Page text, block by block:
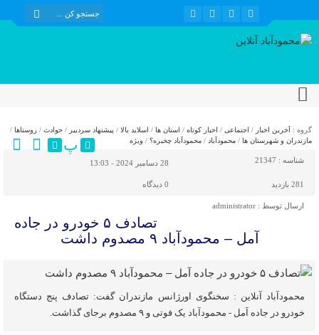
گروه : آخرین اخبار / اجتماعی / اخبار کوتاه / استان ها / اسلاید بالا / پیشنهاد سردبیر / حوادث / روستاها /
مازندران و شهرستان ها / محمودآباد / محمودآباد چخبره؟ / ویژه پ
شناسه : 21347 28 دسامبر 2024 - 13:03
281 بازدید 0 دیدگاه
ارسال توسط : administrator
تصادف ۵ خودرو در جاده
آمل – محمودآباد ۹ مصدوم داشت
محمودآباد آنلاین : سخنگوی اورژانس مازندران گفت: تصادف پنج دستگاه
خودرو در جاده آمل - محمودآباد یک فوتی و ۹ مصدوم برجای گذاشت.